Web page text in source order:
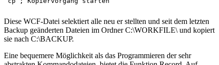
Diese WCF-Datei selektiert alle neu er stellten und seit dem letzten
Backup geänderten Dateien im Ordner C:\WORKFILE\ und kopiert
sie nach C:\BACKUP.
Eine bequemere Möglichkeit als das Programmieren der sehr